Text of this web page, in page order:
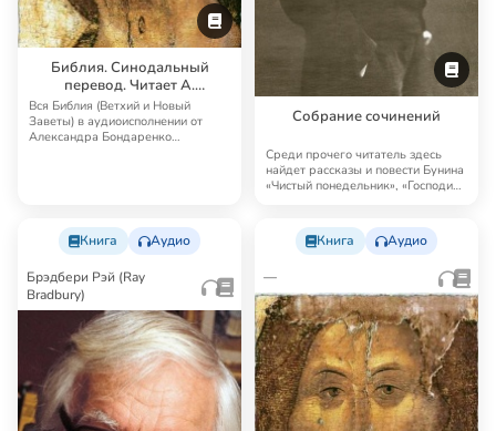
Библия. Синодальный
перевод. Читает А.
Бондаренко и И.
Прудовский
Вся Библия (Ветхий и Новый
Заветы) в аудиоисполнении от
Александра Бондаренко
Собрание сочинений
Среди прочего читатель здесь
найдет рассказы и повести Бунина
«Чистый понедельник», «Господин
Книга Аудио
Брэдбери Рэй (Ray
Bradbury)
Книга Аудио
—